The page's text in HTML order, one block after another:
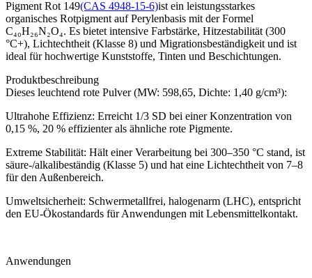
Pigment Rot 149(CAS 4948-15-6)ist ein leistungsstarkes
organisches Rotpigment auf Perylenbasis mit der Formel
C₄₀H₂₆N₂O₄. Es bietet intensive Farbstärke, Hitzestabilität (300
°C+), Lichtechtheit (Klasse 8) und Migrationsbeständigkeit und ist
ideal für hochwertige Kunststoffe, Tinten und Beschichtungen.
Produktbeschreibung
Dieses leuchtend rote Pulver (MW: 598,65, Dichte: 1,40 g/cm³):
Ultrahohe Effizienz: Erreicht 1/3 SD bei einer Konzentration von
0,15 %, 20 % effizienter als ähnliche rote Pigmente.
Extreme Stabilität: Hält einer Verarbeitung bei 300–350 °C stand, ist
säure-/alkalibeständig (Klasse 5) und hat eine Lichtechtheit von 7–8
für den Außenbereich.
Umweltsicherheit: Schwermetallfrei, halogenarm (LHC), entspricht
den EU-Ökostandards für Anwendungen mit Lebensmittelkontakt.
Anwendungen